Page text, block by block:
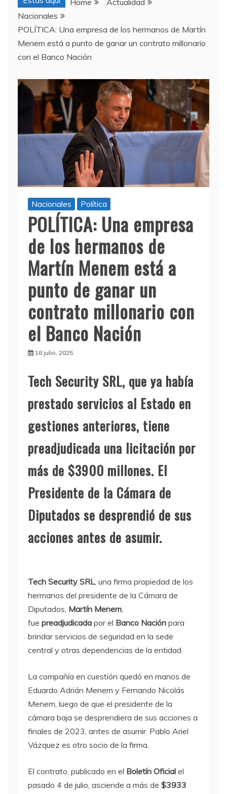
Home
Actualidad
Nacionales
POLÍTICA: Una empresa de los hermanos de Martín
Menem está a punto de ganar un contrato millonario
con el Banco Nación
Nacionales Política
POLÍTICA: Una empresa
de los hermanos de
Martín Menem está a
punto de ganar un
contrato millonario con
el Banco Nación
18 julio, 2025
Tech Security SRL, que ya había
prestado servicios al Estado en
gestiones anteriores, tiene
preadjudicada una licitación por
más de $3900 millones. El
Presidente de la Cámara de
Diputados se desprendió de sus
acciones antes de asumir.
Tech Security SRL, una firma propiedad de los
hermanos del presidente de la Cámara de
Diputados, Martín Menem,
fue preadjudicada por el Banco Nación para
brindar servicios de seguridad en la sede
central y otras dependencias de la entidad.
La compañía en cuestión quedó en manos de
Eduardo Adrián Menem y Fernando Nicolás
Menem, luego de que el presidente de la
cámara baja se desprendiera de sus acciones a
finales de 2023, antes de asumir. Pablo Ariel
Vázquez es otro socio de la firma.
El contrato, publicado en el Boletín Oficial el
pasado 4 de julio, asciende a más de $3933